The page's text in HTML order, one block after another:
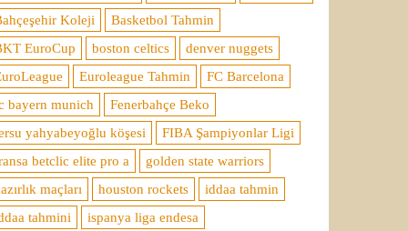
Koleji
Basketbol Tahmin
EuroCup
boston celtics
denver nuggets
Euroleague Tahmin
FC Barcelona
bayern munich
Fenerbahçe Beko
yahyabeyoğlu köşesi
FIBA Şampiyonlar Ligi
betclic elite pro a
golden state warriors
maçları
houston rockets
iddaa tahmin
tahmini
ispanya liga endesa